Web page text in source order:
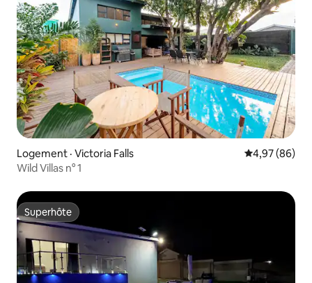
Logement · Victoria Falls Note
4,97 (86)
Wild Villas n° 1
Superhôte
Superhôte